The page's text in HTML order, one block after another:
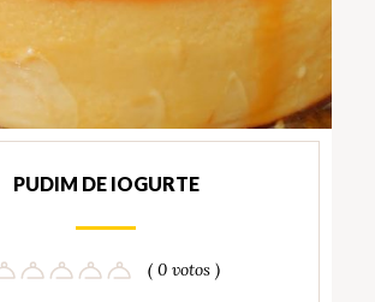
PUDIM DE IOGURTE
( 0 votos )